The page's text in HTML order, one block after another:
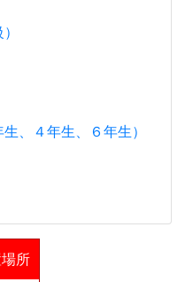
所
、４年生、６年生）